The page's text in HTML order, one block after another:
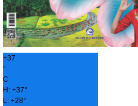
+37
°
C
H: +37°
L: +28°